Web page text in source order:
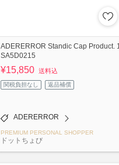
ADERERROR Standic Cap Product. 1
SA5D0215
¥15,850 送料込
関税負担なし 返品補償
ADERERROR
PREMIUM PERSONAL SHOPPER
ドットちょび